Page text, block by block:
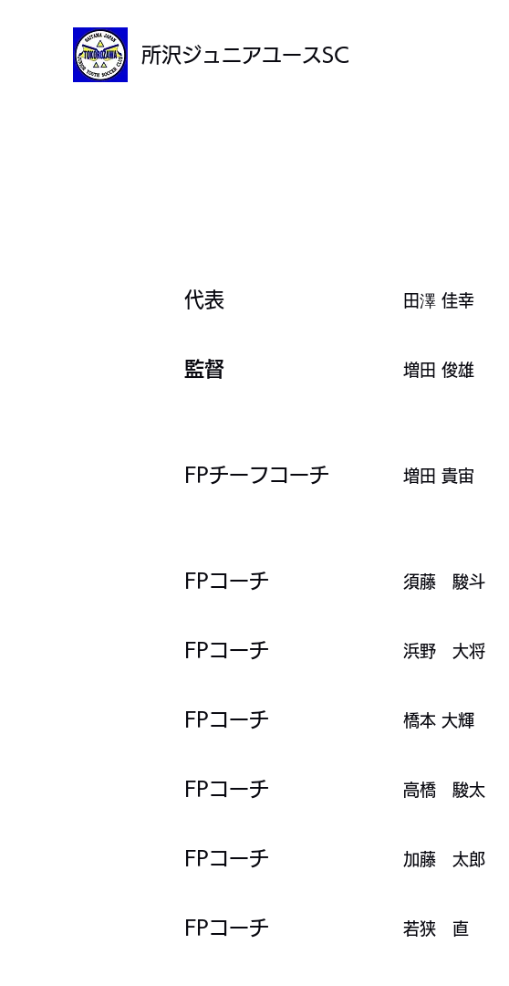
所沢ジュニアユースSC
​代表 ​​田澤 佳幸
​監督 ​​増田 俊雄
​​FPチーフコーチ 増田 貴宙
FPコーチ ​須藤 駿斗
FPコーチ ​​浜野 大将
FPコーチ ​橋本 大輝
​​FPコーチ ​​高橋 駿太
​​FPコーチ 加藤 太郎
​​FPコーチ ​​若狭 直